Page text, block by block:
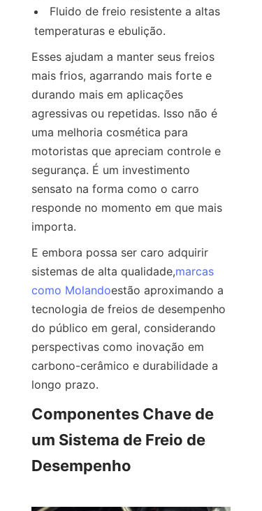
Fluido de freio resistente a altas
temperaturas e ebulição.
Esses ajudam a manter seus freios
mais frios, agarrando mais forte e
durando mais em aplicações
agressivas ou repetidas. Isso não é
uma melhoria cosmética para
motoristas que apreciam controle e
segurança. É um investimento
sensato na forma como o carro
responde no momento em que mais
importa.
E embora possa ser caro adquirir
sistemas de alta qualidade,marcas
como Molandoestão aproximando a
tecnologia de freios de desempenho
do público em geral, considerando
perspectivas como inovação em
carbono-cerâmico e durabilidade a
longo prazo.
Componentes Chave de
um Sistema de Freio de
Desempenho